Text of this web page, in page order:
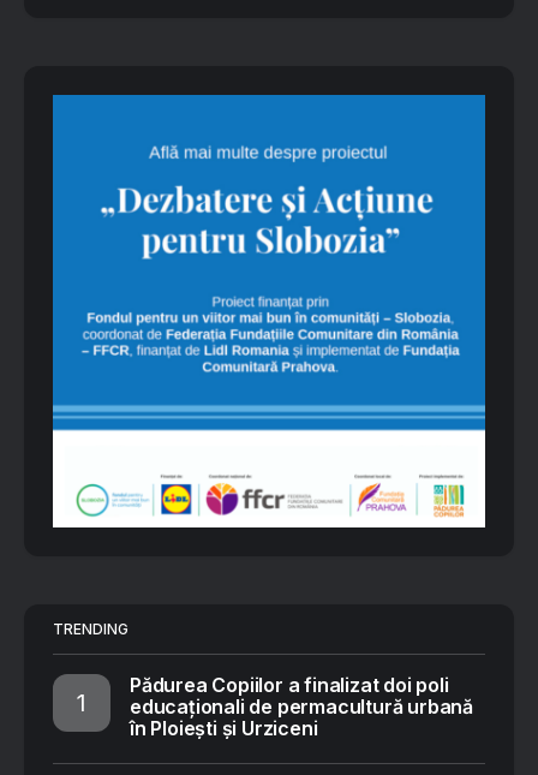
TRENDING
Pădurea Copiilor a finalizat doi poli
educaționali de permacultură urbană
în Ploiești și Urziceni